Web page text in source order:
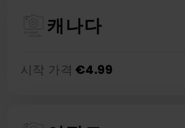
캐나다
시작 가격 €4.99